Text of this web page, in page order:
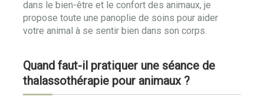
dans le bien-être et le confort des animaux, je
propose toute une panoplie de soins pour aider
votre animal à se sentir bien dans son corps.
Quand faut-il pratiquer une séance de
thalassothérapie pour animaux ?